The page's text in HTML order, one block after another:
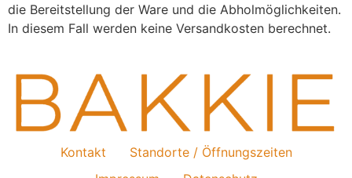
die Bereitstellung der Ware und die Abholmöglichkeiten.
In diesem Fall werden keine Versandkosten berechnet.
Kontakt
Standorte / Öffnungszeiten